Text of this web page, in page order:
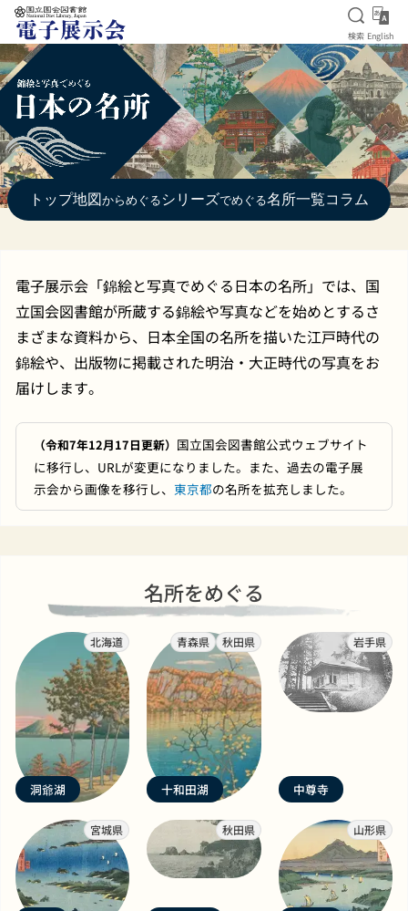
本文へ移動
検索を
検索 English
トップ地図 からめぐる シリーズでめぐる名所一覧コラム
電子展示会「錦絵と写真でめぐる日本の名所」では、国
立国会図書館が所蔵する錦絵や写真などを始めとするさ
まざまな資料から、日本全国の名所を描いた江戸時代の
錦絵や、出版物に掲載された明治・大正時代の写真をお
届けします。
（令和7年12月17日更新） 国立国会図書館公式ウェブサイト
に移行し、URLが変更になりました。また、過去の電子展
示会から画像を移行し、 東京都の名所を拡充しました。
名所をめぐる
北海道
洞爺湖
青森県 秋田県
十和田湖
岩手県
中尊寺
宮城県 秋田県 山形県